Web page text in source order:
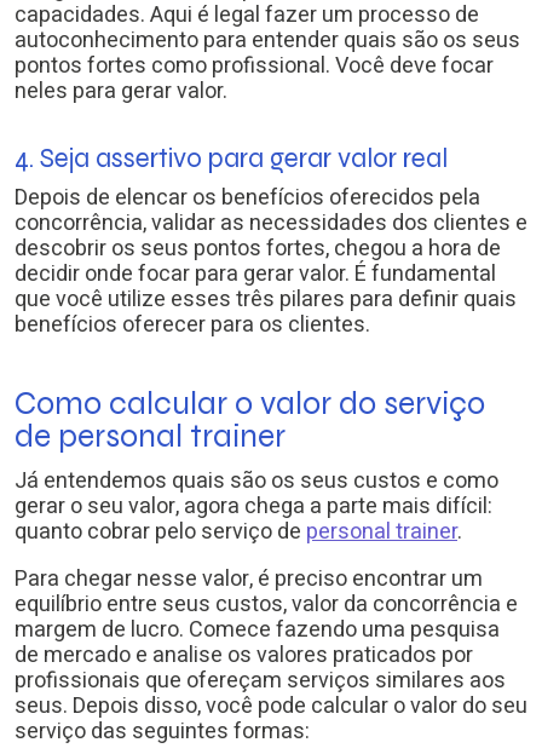
capacidades. Aqui é legal fazer um processo de
autoconhecimento para entender quais são os seus
pontos fortes como profissional. Você deve focar
neles para gerar valor.
4. Seja assertivo para gerar valor real
Depois de elencar os benefícios oferecidos pela
concorrência, validar as necessidades dos clientes e
descobrir os seus pontos fortes, chegou a hora de
decidir onde focar para gerar valor. É fundamental
que você utilize esses três pilares para definir quais
benefícios oferecer para os clientes.
Como calcular o valor do serviço
de personal trainer
Já entendemos quais são os seus custos e como
gerar o seu valor, agora chega a parte mais difícil:
quanto cobrar pelo serviço de personal trainer.
Para chegar nesse valor, é preciso encontrar um
equilíbrio entre seus custos, valor da concorrência e
margem de lucro. Comece fazendo uma pesquisa
de mercado e analise os valores praticados por
profissionais que ofereçam serviços similares aos
seus. Depois disso, você pode calcular o valor do seu
serviço das seguintes formas: